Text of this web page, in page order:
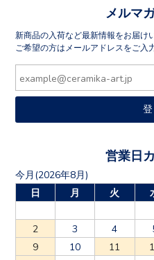
ご希望の方はメールアドレスをご入
日
月 火
2
3 4
9
10 11
16
17 18